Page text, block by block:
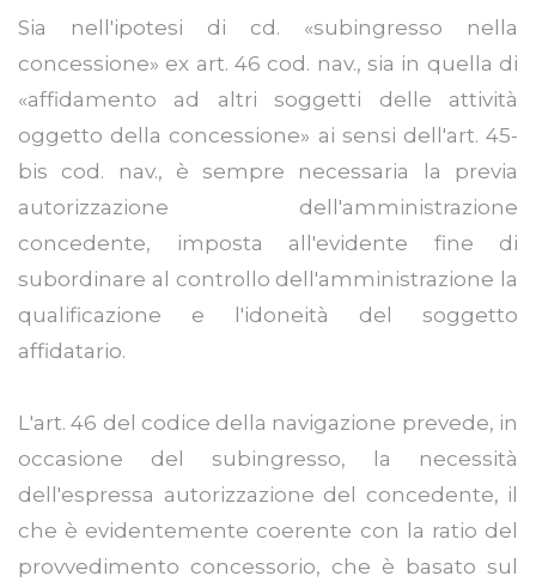
Sia nell'ipotesi di cd. «subingresso nella
concessione» ex art. 46 cod. nav., sia in quella di
«affidamento ad altri soggetti delle attività
oggetto della concessione» ai sensi dell'art. 45-
bis cod. nav., è sempre necessaria la previa
autorizzazione dell'amministrazione
concedente, imposta all'evidente fine di
subordinare al controllo dell'amministrazione la
qualificazione e l'idoneità del soggetto
affidatario.
L'art. 46 del codice della navigazione prevede, in
occasione del subingresso, la necessità
dell'espressa autorizzazione del concedente, il
che è evidentemente coerente con la ratio del
provvedimento concessorio, che è basato sul